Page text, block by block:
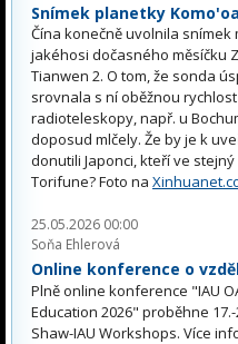
Snímek planetky
Čína konečně uvolnila
jakéhosi dočasného měsíčku
Tianwen 2. O tom, že sonda
srovnala s ní oběžnou
radioteleskopy, např. u
doposud mlčely. Že by je k
donutili Japonci, kteří ve
Torifune? Foto na
25.05.2026 00:00
Soňa Ehlerová
Online konference o
Plně online konference "IAU
Education 2026" proběhne
Shaw-IAU Workshops. Více